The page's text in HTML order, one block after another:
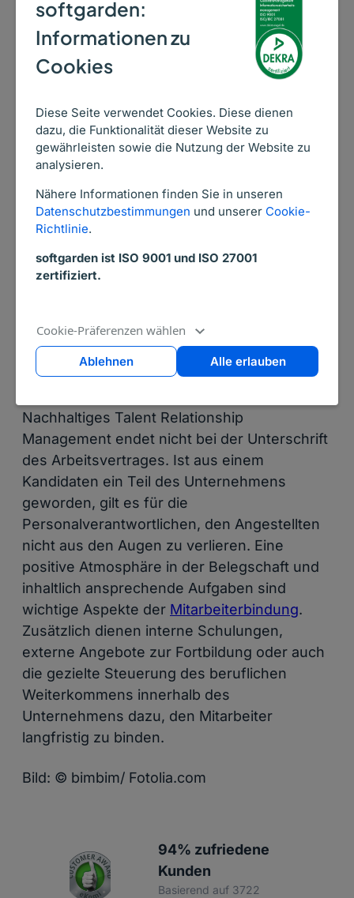
softgarden:
Informationen zu
Cookies
Diese Seite verwendet Cookies. Diese dienen
dazu, die Funktionalität dieser Website zu
gewährleisten sowie die Nutzung der Website zu
analysieren.
Nähere Informationen finden Sie in unseren
Datenschutzbestimmungen und unserer Cookie-
Richtlinie.
softgarden ist ISO 9001 und ISO 27001
zertifiziert.
Cookie-Präferenzen wählen
Ablehnen Alle erlauben
erste Quelle für die Personalabteilung. Die
Daten aus demTalent Pool
erlauben es
zudem, mit dem Interessenten in Kontakt zu
bleiben und auf diese Weise eine langfristige
Informationen per E-Mail etwa bieten einen
starken Anreiz, sich für einen speziellen
Newsletter-Verteiler zu registrieren. Ein
weiteres praktisches Beispiel für ein direktes
Recruiting-Instrument ist eine
Benachrichtigung über freie Stellen.
Kandidaten, die sich für einen solchen
Service eingetragen haben, werden
Mitarbeiter Binden
Nachhaltiges Talent Relationship
Management endet nicht bei der Unterschrift
des Arbeitsvertrages. Ist aus einem
Kandidaten ein Teil des Unternehmens
geworden, gilt es für die
Personalverantwortlichen, den Angestellten
nicht aus den Augen zu verlieren. Eine
positive Atmosphäre in der Belegschaft und
inhaltlich ansprechende Aufgaben sind
wichtige Aspekte der Mitarbeiterbindung.
Zusätzlich dienen interne Schulungen,
externe Angebote zur Fortbildung oder auch
die gezielte Steuerung des beruflichen
Weiterkommens innerhalb des
Unternehmens dazu, den Mitarbeiter
langfristig zu binden.
Bild: © bimbim/ Fotolia.com
94% zufriedene
Kunden
Basierend auf 3722